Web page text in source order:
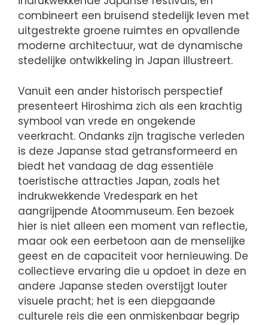
combineert een bruisend stedelijk leven met
uitgestrekte groene ruimtes en opvallende
moderne architectuur, wat de dynamische
stedelijke ontwikkeling in Japan illustreert.
Vanuit een ander historisch perspectief
presenteert Hiroshima zich als een krachtig
symbool van vrede en ongekende
veerkracht. Ondanks zijn tragische verleden
is deze Japanse stad getransformeerd en
biedt het vandaag de dag essentiële
toeristische attracties Japan, zoals het
indrukwekkende Vredespark en het
aangrijpende Atoommuseum. Een bezoek
hier is niet alleen een moment van reflectie,
maar ook een eerbetoon aan de menselijke
geest en de capaciteit voor hernieuwing. De
collectieve ervaring die u opdoet in deze en
andere Japanse steden overstijgt louter
visuele pracht; het is een diepgaande
culturele reis die een onmiskenbaar begrip